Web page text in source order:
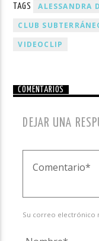
TAGS ALESSANDRA
CLUB
VIDEOCLIP
COMENTARIOS
DEJAR UNA
Su correo electrónico